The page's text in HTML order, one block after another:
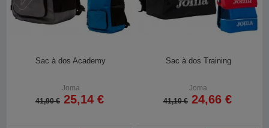
Sac à dos Academy
Joma
41,90 € 25,14 €
Sac à dos Training
Joma
41,10 € 24,66 €